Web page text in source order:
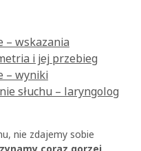
– wskazania
i jej przebieg
– wyniki
słuchu – laryngolog
nie zdajemy sobie